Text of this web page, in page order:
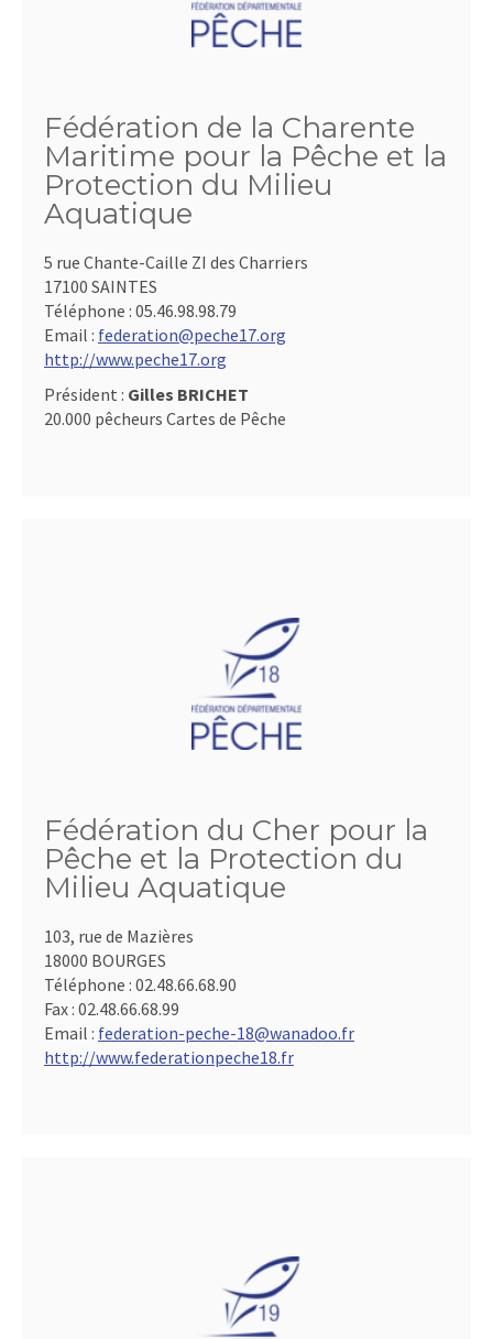
Fédération de la Charente
Maritime pour la Pêche et la
Protection du Milieu
Aquatique
5 rue Chante-Caille ZI des Charriers
17100 SAINTES
Téléphone : 05.46.98.98.79
Email : federation@peche17.org
http://www.peche17.org
Président : Gilles BRICHET
20.000 pêcheurs Cartes de Pêche
Fédération du Cher pour la
Pêche et la Protection du
Milieu Aquatique
103, rue de Mazières
18000 BOURGES
Téléphone : 02.48.66.68.90
Fax : 02.48.66.68.99
Email : federation-peche-18@wanadoo.fr
http://www.federationpeche18.fr